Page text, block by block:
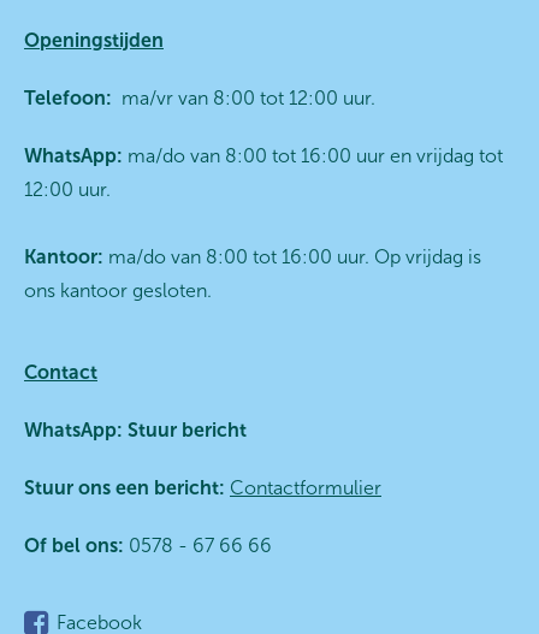
Openingstijden
Telefoon: ma/vr van 8:00 tot 12:00 uur.
WhatsApp: ma/do van 8:00 tot 16:00 uur en vrijdag tot
12:00 uur.
Kantoor: ma/do van 8:00 tot 16:00 uur. Op vrijdag is
ons kantoor gesloten.
Contact
WhatsApp: Stuur bericht
Stuur ons een bericht: Contactformulier
Of bel ons: 0578 - 67 66 66
Facebook